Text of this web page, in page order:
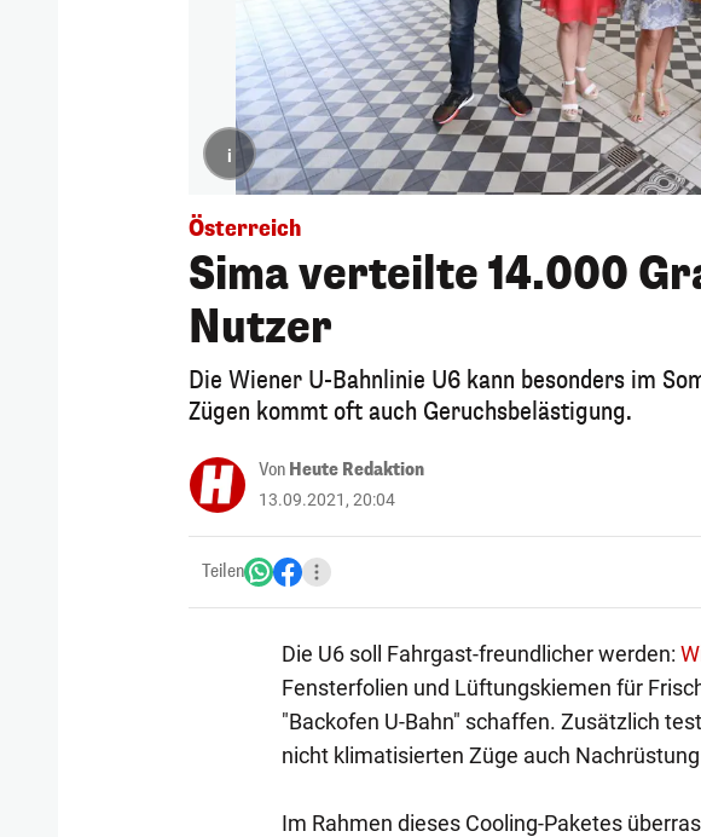
i
Österreich
Sima verteilte 14.000
Nutzer
Die Wiener U-Bahnlinie U6 kann besonders im
Zügen kommt oft auch Geruchsbelästigung.
Von Heute Redaktion
13.09.2021, 20:04
Teilen
Die U6 soll Fahrgast-freundlicher werden:
Fensterfolien und Lüftungskiemen für
"Backofen U-Bahn" schaffen. Zusätzlich
nicht klimatisierten Züge auch
Im Rahmen dieses Cooling-Paketes